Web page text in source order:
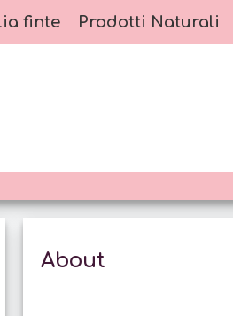
finte Prodotti Naturali
About